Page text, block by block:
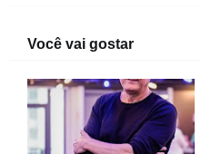
Você vai gostar